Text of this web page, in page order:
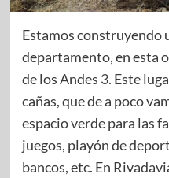
Estamos construyendo
departamento, en esta
de los Andes 3. Este
cañas, que de a poco
espacio verde para las
juegos, playón de
bancos, etc. En